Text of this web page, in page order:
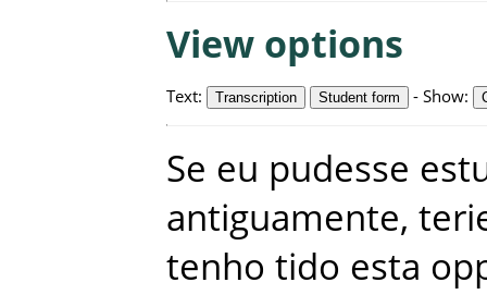
View options
Text: Transcription Student form - Show:
Se eu pudesse
antiguamente,
tenho tido esta